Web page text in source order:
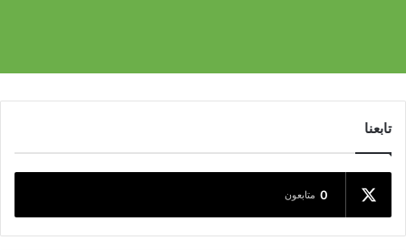
تابعنا
0 متابعون